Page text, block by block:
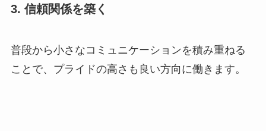
3. 信頼関係を築く
普段から小さなコミュニケーションを積み重ねる
ことで、プライドの高さも良い方向に働きます。